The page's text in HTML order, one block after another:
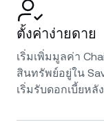
ตั้งค่าง่ายดาย
เริ่มเพิ่มมูลค่า
สินทรัพย์อยู่ใน
เริ่มรับดอกเบี้ยหลั